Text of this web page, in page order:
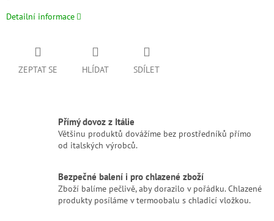
Detailní informace
ZEPTAT SE HLÍDAT SDÍLET
Přímý dovoz z Itálie
Většinu produktů dovážíme bez prostředníků přímo
od italských výrobců.
Bezpečné balení i pro chlazené zboží
Zboží balíme pečlivě, aby dorazilo v pořádku. Chlazené
produkty posíláme v termoobalu s chladicí vložkou.